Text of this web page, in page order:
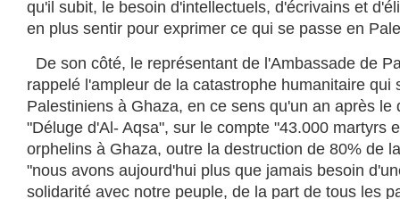
qu'il subit, le besoin d'intellectuels, d'écrivains et
en plus sentir pour exprimer ce qui se passe en
De son côté, le représentant de l'Ambassade de
rappelé l'ampleur de la catastrophe humanitaire qui
Palestiniens à Ghaza, en ce sens qu'un an après le
"Déluge d'Al- Aqsa", sur le compte "43.000 martyrs
orphelins à Ghaza, outre la destruction de 80% de
"nous avons aujourd'hui plus que jamais besoin
solidarité avec notre peuple, de la part de tous les